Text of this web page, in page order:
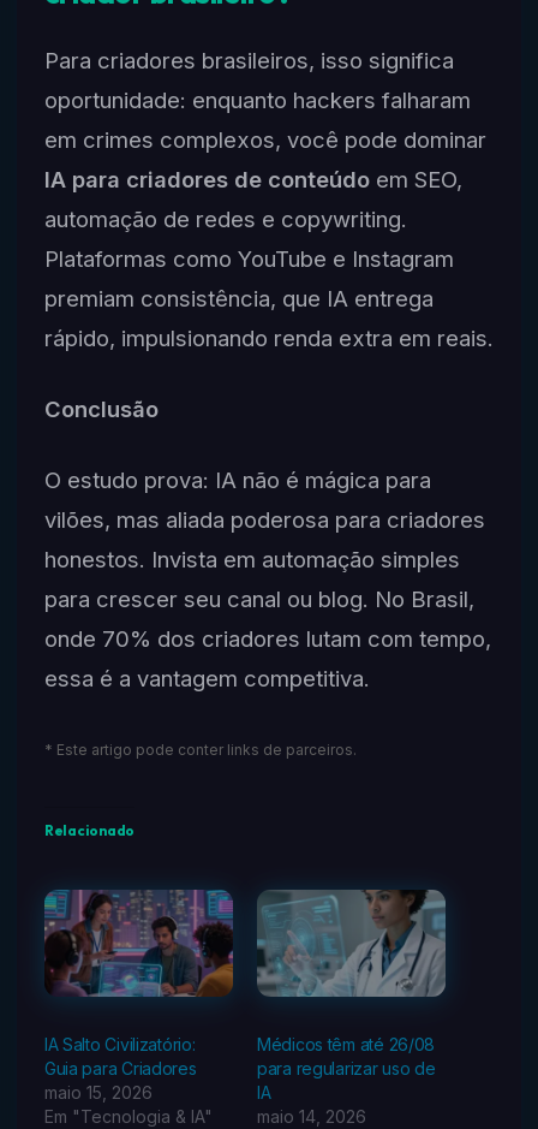
Para criadores brasileiros, isso significa
oportunidade: enquanto hackers falharam
em crimes complexos, você pode dominar
IA para criadores de conteúdoem SEO,
automação de redes e copywriting.
Plataformas como YouTube e Instagram
premiam consistência, que IA entrega
rápido, impulsionando renda extra em reais.
Conclusão
O estudo prova: IA não é mágica para
vilões, mas aliada poderosa para criadores
honestos. Invista em automação simples
para crescer seu canal ou blog. No Brasil,
onde 70% dos criadores lutam com tempo,
essa é a vantagem competitiva.
* Este artigo pode conter links de parceiros.
Relacionado
IA Salto Civilizatório:
Guia para Criadores
maio 15, 2026
Em "Tecnologia & IA"
Médicos têm até 26/08
para regularizar uso de
IA
maio 14, 2026